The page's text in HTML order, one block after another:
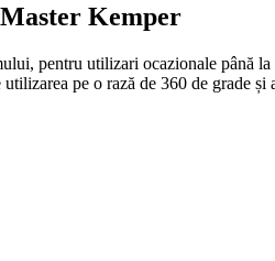
Kemper
pentru utilizari ocazionale până
pe o rază de 360 de grade